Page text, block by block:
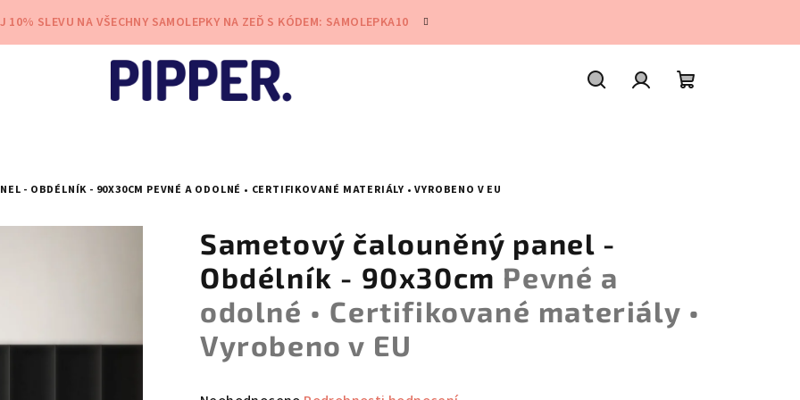
10% SLEVU NA VŠECHNY SAMOLEPKY NA ZEĎ S KÓDEM: SAMOLEPKA10
- OBDÉLNÍK - 90X30CM PEVNÉ A ODOLNÉ • CERTIFIKOVANÉ MATERIÁLY • VYROBENO V EU
Sametový čalouněný panel -
Obdélník - 90x30cm Pevné a
odolné • Certifikované materiály •
Vyrobeno v EU